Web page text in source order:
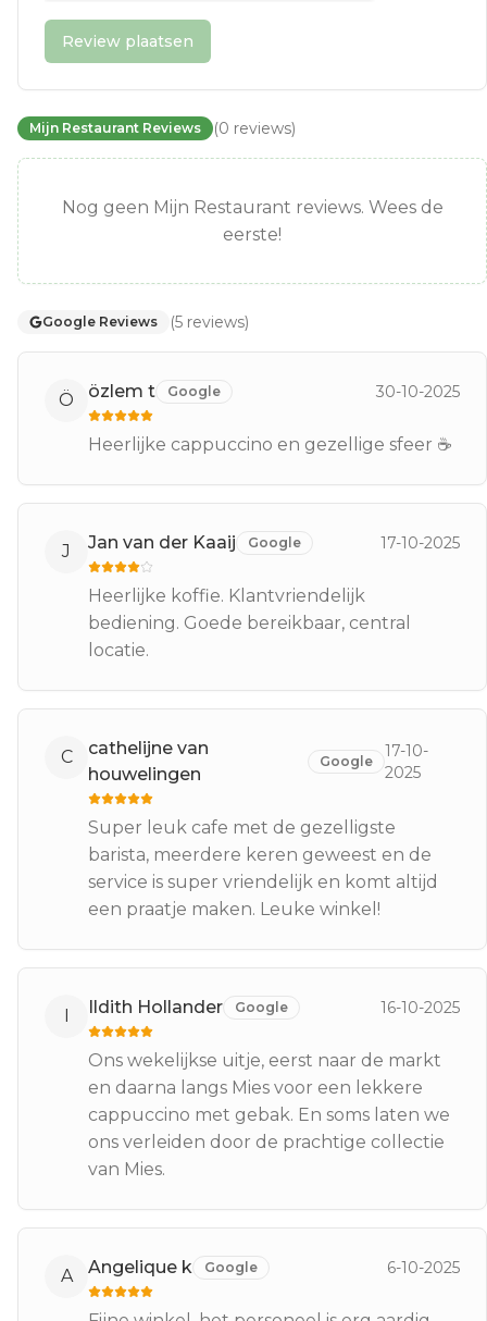
Review plaatsen
Mijn Restaurant Reviews (0 reviews)
Nog geen Mijn Restaurant reviews. Wees de
eerste!
Google Reviews (5 reviews)
Ö özlem t Google 30-10-2025
Heerlijke cappuccino en gezellige sfeer ☕️
J Jan van der Kaaij Google 17-10-2025
Heerlijke koffie. Klantvriendelijk
bediening. Goede bereikbaar, central
locatie.
C
cathelijne van
houwelingen
Google
17-10-
2025
Super leuk cafe met de gezelligste
barista, meerdere keren geweest en de
service is super vriendelijk en komt altijd
een praatje maken. Leuke winkel!
I Ildith Hollander Google 16-10-2025
Ons wekelijkse uitje, eerst naar de markt
en daarna langs Mies voor een lekkere
cappuccino met gebak. En soms laten we
ons verleiden door de prachtige collectie
van Mies.
A Angelique k Google 6-10-2025